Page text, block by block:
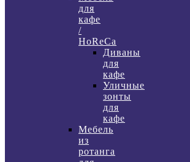
для
кафе
/
HoReCa
Диваны
для
кафе
Уличные
зонты
для
кафе
Мебель
из
ротанга